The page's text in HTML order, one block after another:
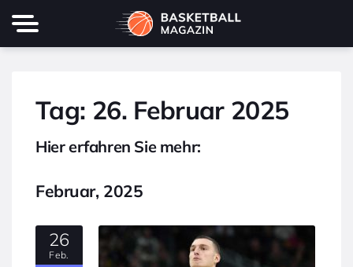
Tag: 26. Februar 2025
Hier erfahren Sie mehr:
Februar, 2025
26
Feb.